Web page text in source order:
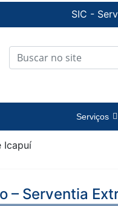
SIC -
Serviços
Icapuí
– Serventia